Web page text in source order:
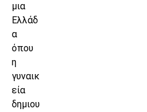
μια
Ελλάδ
α
όπου
η
γυναικ
εία
δημιου